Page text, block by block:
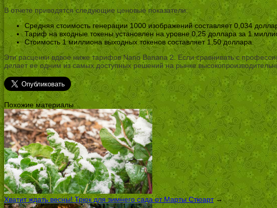
В отчете приводятся следующие ценовые показатели:
Средняя стоимость генерации 1000 изображений составляет 0,034
Тариф на входные токены установлен на уровне 0,25 доллара за 1
Стоимость 1 миллиона выходных токенов составляет 1,50 доллара.
Эти расценки вдвое ниже тарифов Nano Banana 2. Если сравнивать с
делает ее одним из самых доступных решений на рынке
Похожие материалы
Хватит ждать весны! Трюк для зимнего сада от Марты Стюарт→